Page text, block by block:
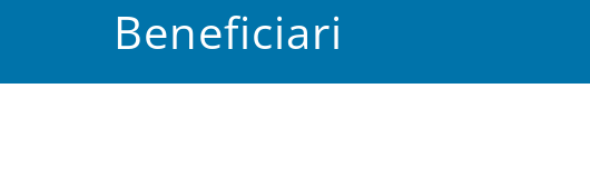
Beneficiari